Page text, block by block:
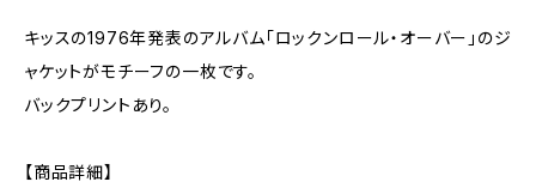
キッスの1976年発表のアルバム「ロックンロール・オーバー」のジ
ャケットがモチーフの一枚です。
バックプリントあり。
【商品詳細】